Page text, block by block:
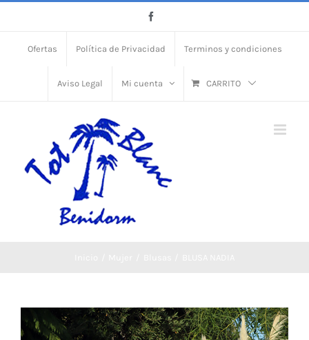
contentOfertas Política de Privacidad Terminos y condiciones
Aviso Legal Mi cuenta CARRITO